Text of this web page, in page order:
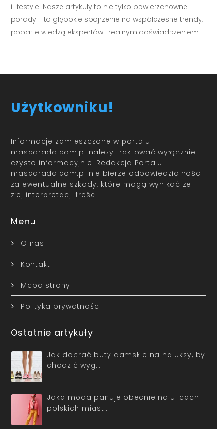
i lifestyle. Nasze artykuły to nie tylko powierzchowne
porady - to głębokie spojrzenie na współczesne trendy,
poparte wiedzą ekspertów i realnym doświadczeniem.
Użytkowniku!
Informacje zamieszczone w portalu
mascarada.com.pl należy traktować wyłącznie
czysto informacyjnie. Redakcja Portalu
mascarada.com.pl nie bierze odpowiedzialności
za ewentualne szkody, które mogą wynikać ze
złej interpretacji treści.
Menu
O nas
Kontakt
Mapa strony
Polityka prywatności
Ostatnie artykuły
Jak dobrać buty damskie na haluksy, by
chodzić wyg…
Jaka moda panuje obecnie na ulicach
polskich miast…